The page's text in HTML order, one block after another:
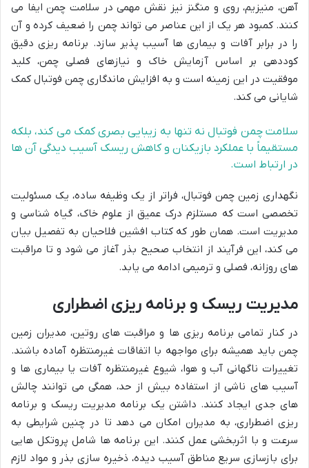
آهن، منیزیم، روی و منگنز نیز نقش مهمی در سلامت چمن ایفا می
کنند. کمبود هر یک از این عناصر می تواند چمن را ضعیف کرده و آن
را در برابر آفات و بیماری ها آسیب پذیر سازد. برنامه ریزی دقیق
کوددهی بر اساس آزمایش خاک و نیازهای فصلی چمن، کلید
موفقیت در این زمینه است و به افزایش ماندگاری چمن فوتبال کمک
شایانی می کند.
سلامت چمن فوتبال نه تنها به زیبایی بصری کمک می کند، بلکه
مستقیماً با عملکرد بازیکنان و کاهش ریسک آسیب دیدگی آن ها
در ارتباط است.
نگهداری زمین چمن فوتبال، فراتر از یک وظیفه ساده، یک مسئولیت
تخصصی است که مستلزم درک عمیق از علوم خاک، گیاه شناسی و
مدیریت است. همان طور که کتاب افشین فلاحیان به تفصیل بیان
می کند، این فرآیند از انتخاب صحیح بذر آغاز می شود و تا مراقبت
های روزانه، فصلی و ترمیمی ادامه می یابد.
مدیریت ریسک و برنامه ریزی اضطراری
در کنار تمامی برنامه ریزی ها و مراقبت های روتین، مدیران زمین
چمن باید همیشه برای مواجهه با اتفاقات غیرمنتظره آماده باشند.
تغییرات ناگهانی آب و هوا، شیوع غیرمنتظره آفات یا بیماری ها و
آسیب های ناشی از استفاده بیش از حد، همگی می توانند چالش
های جدی ایجاد کنند. داشتن یک برنامه مدیریت ریسک و برنامه
ریزی اضطراری، به مدیران امکان می دهد تا در چنین شرایطی به
سرعت و با اثربخشی عمل کنند. این برنامه ها شامل پروتکل هایی
برای بازسازی سریع مناطق آسیب دیده، ذخیره سازی بذر و مواد لازم